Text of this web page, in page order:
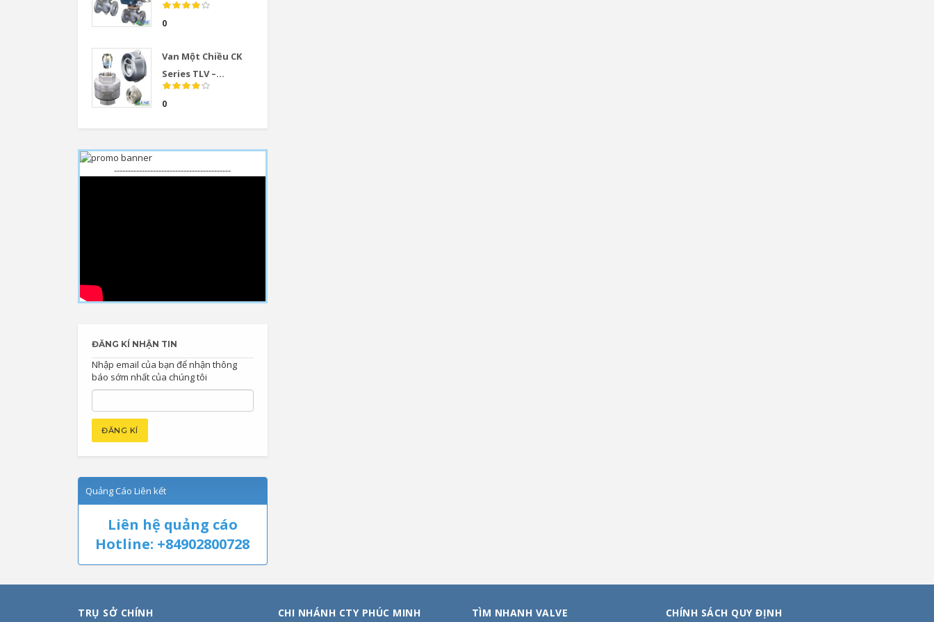
0
Van Một Chiều CK
Series TLV –...
0
------------------------------------------
ĐĂNG KÍ NHẬN TIN
Nhập email của bạn để nhận thông
báo sớm nhất của chúng tôi
Quảng Cáo Liên kết
Liên hệ quảng cáo
Hotline: +84902800728
TRỤ SỞ CHÍNH CHI NHÁNH CTY PHÚC MINH TÌM NHANH VALVE CHÍNH SÁCH QUY ĐỊNH